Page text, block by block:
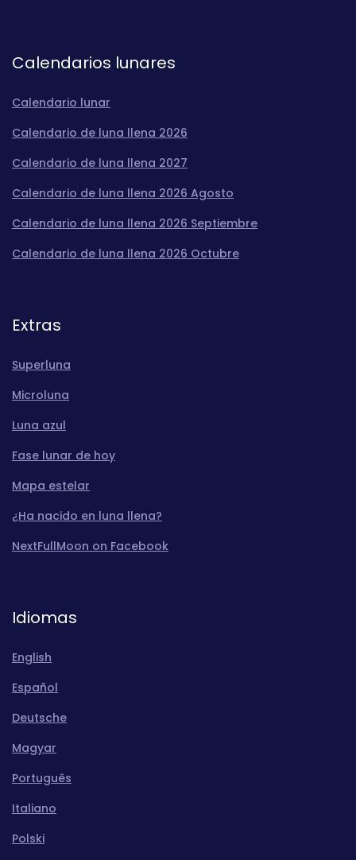
Calendarios lunares
Calendario lunar
Calendario de luna llena 2026
Calendario de luna llena 2027
Calendario de luna llena 2026 Agosto
Calendario de luna llena 2026 Septiembre
Calendario de luna llena 2026 Octubre
Extras
Superluna
Microluna
Luna azul
Fase lunar de hoy
Mapa estelar
¿Ha nacido en luna llena?
NextFullMoon on Facebook
Idiomas
English
Español
Deutsche
Magyar
Português
Italiano
Polski